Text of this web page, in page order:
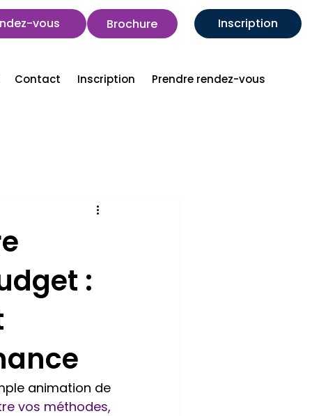
Inscription
Brochure
vous
:
animation de
Contact Inscription Prendre rendez-vous